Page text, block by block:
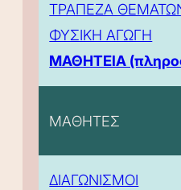
ΤΡΑΠΕΖΑ
ΦΥΣΙΚΗ ΑΓΩΓΗ
ΜΑΘΗΤΕΙΑ
ΜΑΘΗΤΕΣ
ΔΙΑΓΩΝΙΣΜΟΙ